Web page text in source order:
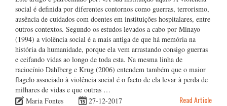
social é definida por diferentes contornos como guerras, terrorismo,
ausência de cuidados com doentes em instituições hospitalares, entre
outros contextos. Segundo os estudos levados a cabo por Minayo
(1994) a violência social é a mais antiga de que há memória na
história da humanidade, porque ela vem arrastando consigo guerras
e ceifando vidas ao longo de toda esta. Na mesma linha de
raciocínio Dahlberg e Krug (2006) entendem também que o maior
flagelo associado à violência social é o facto de ela levar à perda de
milhares de vidas e que outras …
Maria Fontes
27-12-2017 Read Article